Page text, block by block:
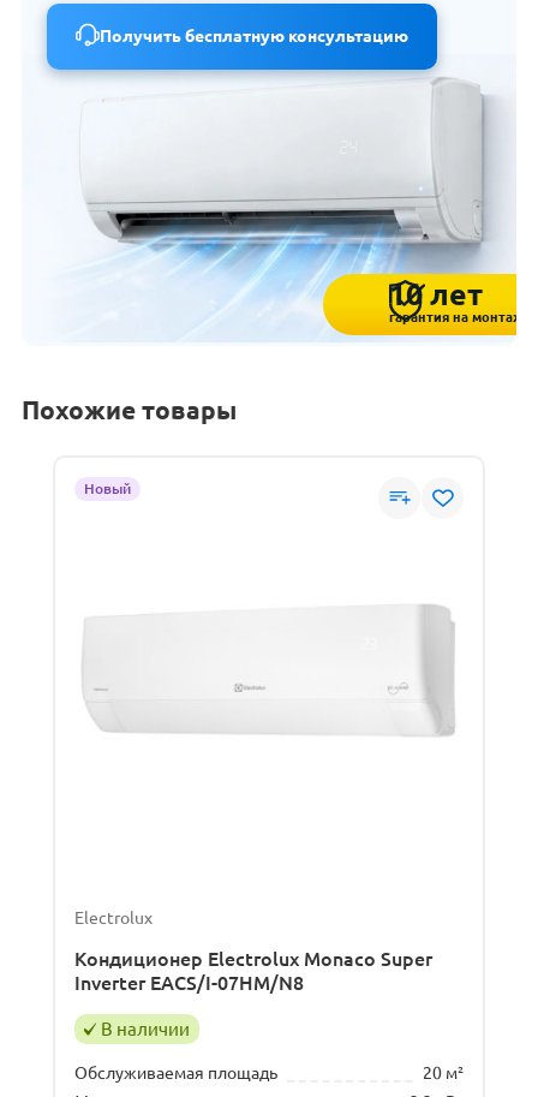
Получить бесплатную консультацию
10 лет
гарантия на монтаж
Похожие товары
Новый
Electrolux
Кондиционер Electrolux Monaco Super
Inverter EACS/I-07HM/N8
В наличии
Обслуживаемая площадь
20 м²